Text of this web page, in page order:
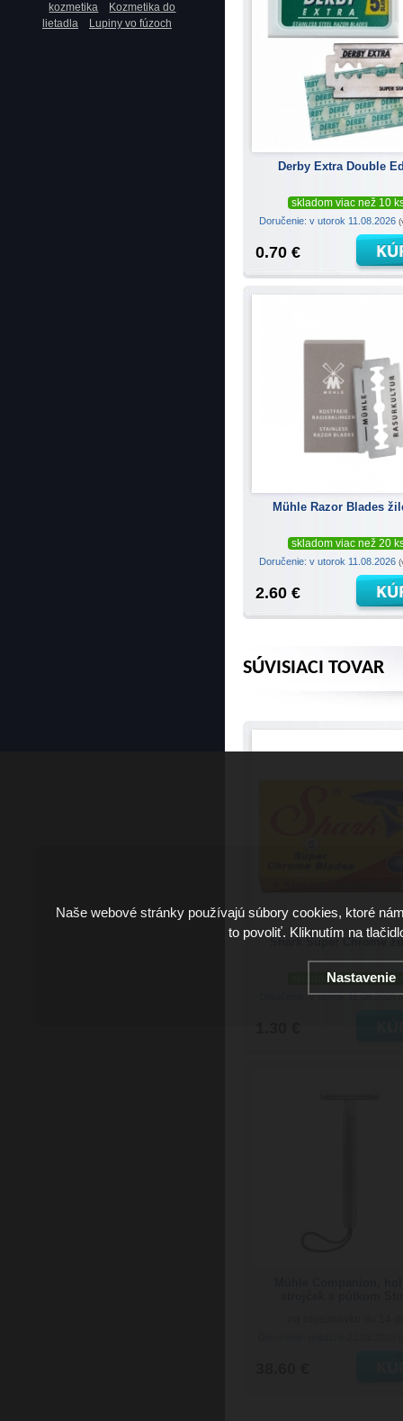
kozmetika
Kozmetika do
lietadla
Lupiny vo fúzoch
Derby Extra Double
skladom viac než 10
Doručenie: v utorok 11.08.2026
0.70 €
Mühle Razor Blades
skladom viac než 20
Doručenie: v utorok 11.08.2026
2.60 €
SÚVISIACI TOVAR
skladom viac než 20
Doručenie: v utorok 11.08.2026
Naše webové stránky používajú súbory cookies, ktoré
to povoliť. Kliknutím na
Nastavenie